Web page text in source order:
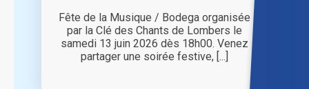
Fête de la Musique / Bodega organisée
par la Clé des Chants de Lombers le
samedi 13 juin 2026 dès 18h00. Venez
partager une soirée festive, [...]